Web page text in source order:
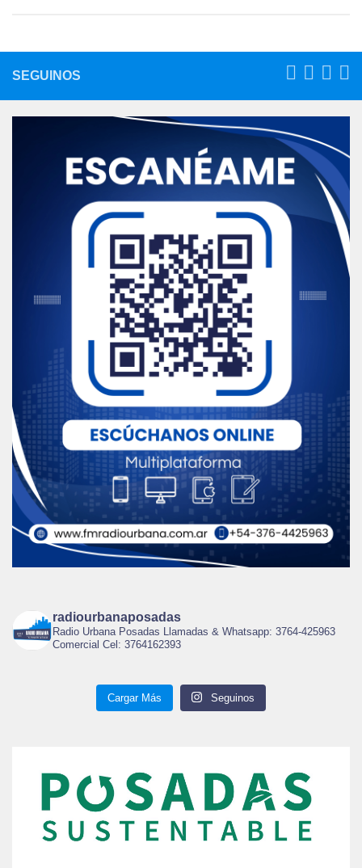
SEGUINOS
radiourbanaposadas
Radio Urbana Posadas Llamadas & Whatsapp: 3764-425963
Comercial Cel: 3764162393
Cargar Más Seguinos